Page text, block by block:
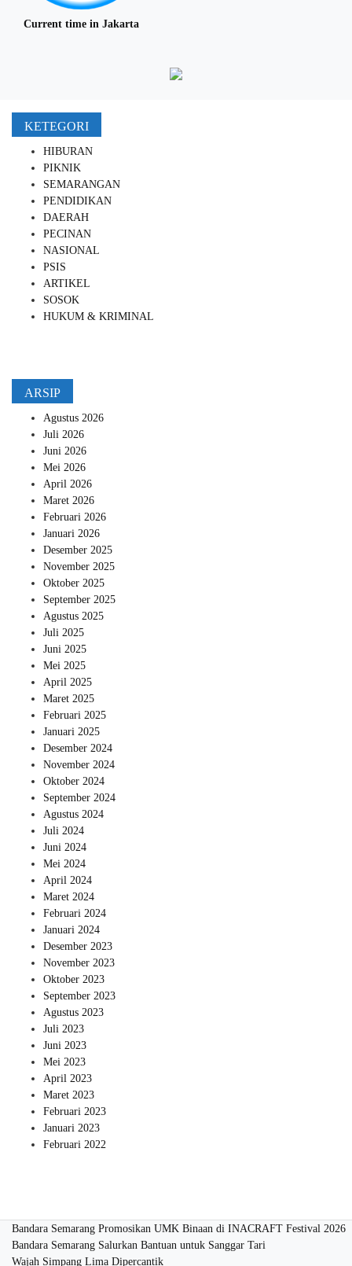
Current time in Jakarta
KETEGORI
HIBURAN
PIKNIK
SEMARANGAN
PENDIDIKAN
DAERAH
PECINAN
NASIONAL
PSIS
ARTIKEL
SOSOK
HUKUM & KRIMINAL
ARSIP
Agustus 2026
Juli 2026
Juni 2026
Mei 2026
April 2026
Maret 2026
Februari 2026
Januari 2026
Desember 2025
November 2025
Oktober 2025
September 2025
Agustus 2025
Juli 2025
Juni 2025
Mei 2025
April 2025
Maret 2025
Februari 2025
Januari 2025
Desember 2024
November 2024
Oktober 2024
September 2024
Agustus 2024
Juli 2024
Juni 2024
Mei 2024
April 2024
Maret 2024
Februari 2024
Januari 2024
Desember 2023
November 2023
Oktober 2023
September 2023
Agustus 2023
Juli 2023
Juni 2023
Mei 2023
April 2023
Maret 2023
Februari 2023
Januari 2023
Februari 2022
Bandara Semarang Promosikan UMK Binaan di INACRAFT Festival 2026
Bandara Semarang Salurkan Bantuan untuk Sanggar Tari
Wajah Simpang Lima Dipercantik